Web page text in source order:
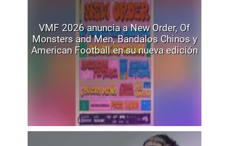
VMF 2026 anuncia a New Order, Of
Monsters and Men, Bandalos Chinos y
American Football en su nueva edición